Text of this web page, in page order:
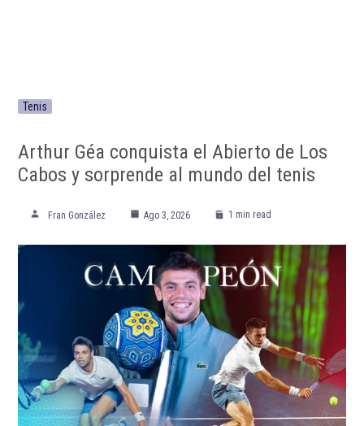
Tenis
Arthur Géa conquista el Abierto de Los
Cabos y sorprende al mundo del tenis
Fran González Ago 3, 2026 1 min read